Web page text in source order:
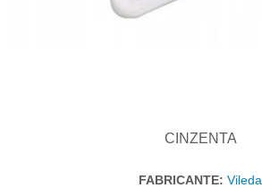
CINZENTA
FABRICANTE: Vileda